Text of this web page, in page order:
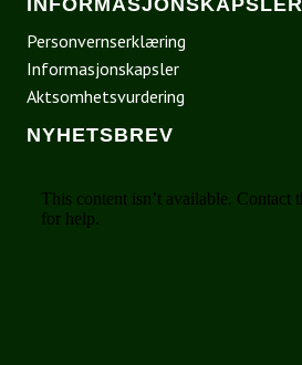
Personvernserklæring
Informasjonskapsler
Aktsomhetsvurdering
NYHETSBREV